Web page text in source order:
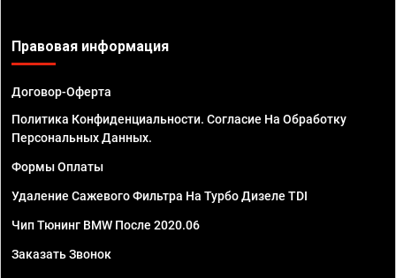
Правовая информация
Договор-Оферта
Политика Конфиденциальности. Согласие На Обработку
Персональных Данных.
Формы Оплаты
Удаление Сажевого Фильтра На Турбо Дизеле TDI
Чип Тюнинг BMW После 2020.06
Заказать Звонок